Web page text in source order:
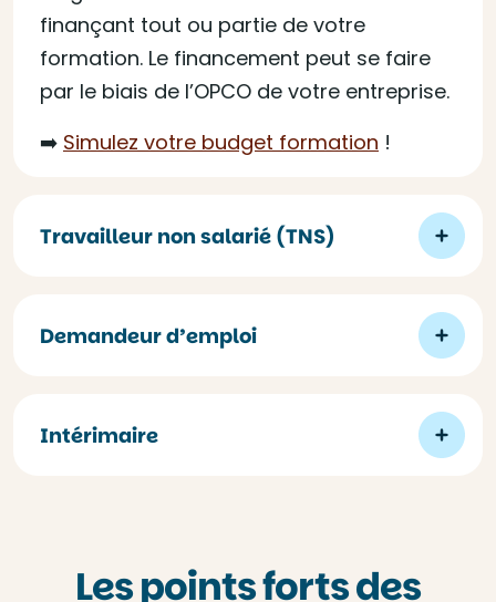
finançant tout ou partie de votre
formation. Le financement peut se faire
par le biais de l’OPCO de votre entreprise.
➡️ Simulez votre budget formation !
Travailleur non salarié (TNS)
Demandeur d’emploi
Intérimaire
Les points forts des